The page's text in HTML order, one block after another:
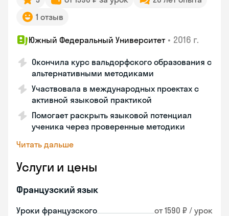
1 отзыв
Южный Федеральный Университет • 2016 г.
Окончила курс вальдорфского образования с
альтернативными методиками
Участвовала в международных проектах с
активной языковой практикой
Помогает раскрыть языковой потенциал
ученика через проверенные методики
Читать дальше
Услуги и цены
Французский язык
Уроки французского от 1590 ₽ / урок